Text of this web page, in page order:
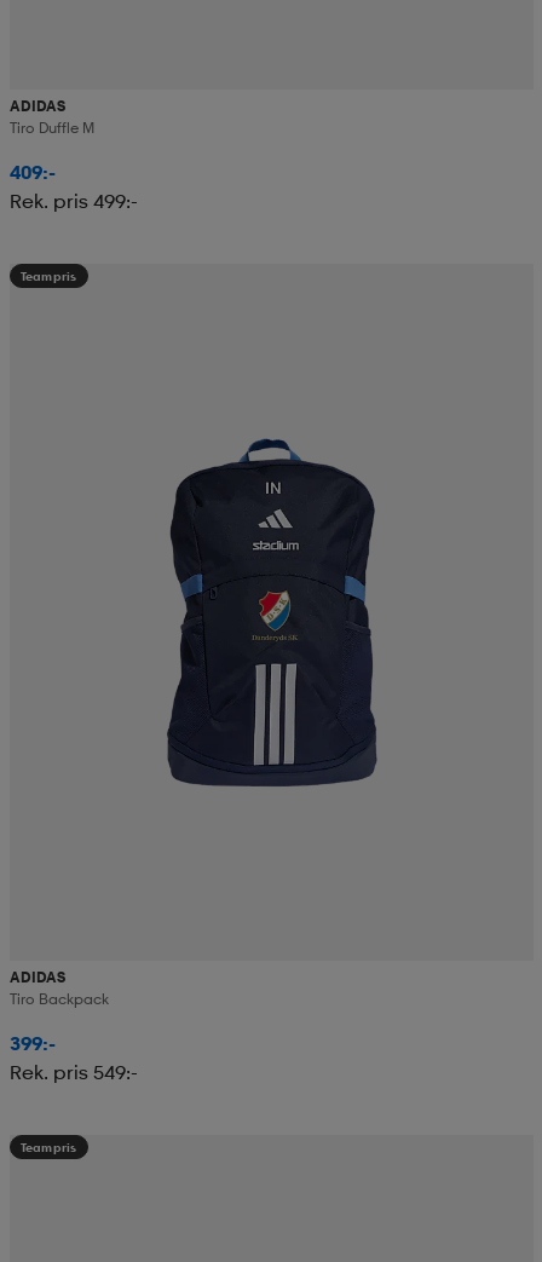
ADIDAS
Tiro Duffle M
409:-
Rek. pris 499:-
Teampris
ADIDAS
Tiro Backpack
399:-
Rek. pris 549:-
Teampris